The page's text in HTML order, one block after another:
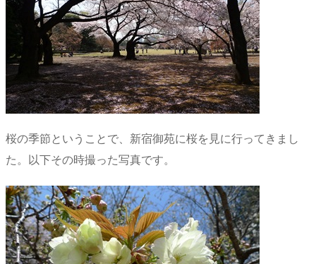
桜の季節ということで、新宿御苑に桜を見に行ってきまし
た。以下その時撮った写真です。